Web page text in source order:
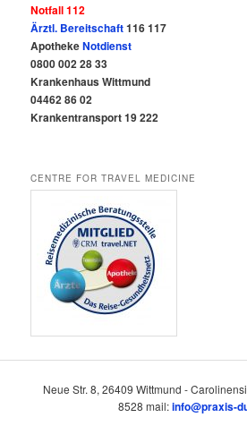
Notfall 112
Ärztl. Bereitschaft116 117
ApothekeNotdienst
0800 002 28 33
Krankenhaus Wittmund
04462 86 02
Krankentransport 19 222
CENTRE FOR TRAVEL MEDICINE
Neue Str. 8, 26409 Wittmund -
8528 mail:info@praxis-